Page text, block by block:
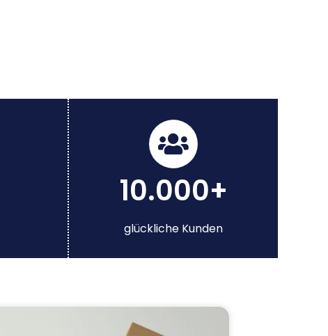
10.000+
glückliche Kunden